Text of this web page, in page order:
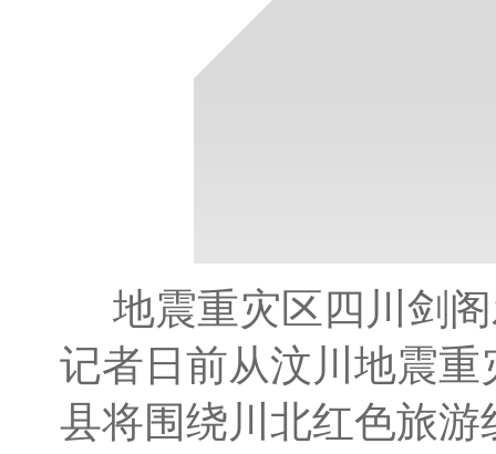
地震重灾区四川剑
记者日前从汶川地震
县将围绕川北红色旅